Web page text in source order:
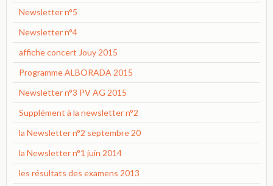
Newsletter n°5
Newsletter n°4
affiche concert Jouy 2015
Programme ALBORADA 2015
Newsletter n°3 PV AG 2015
Supplément à la newsletter n°2
la Newsletter n°2 septembre 20
la Newsletter n°1 juin 2014
les résultats des examens 2013